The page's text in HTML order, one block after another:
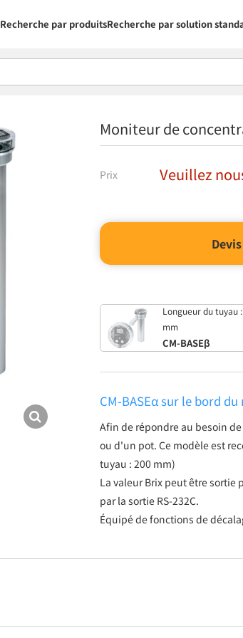
Recherche par produitsRecherche par solution
Moniteur de
Prix Veuillez
Devis
Longueur du tuyau
mm
CM-BASEβ
CM-BASEα sur le bord
Afin de répondre au besoin
ou d'un pot. Ce modèle est
tuyau : 200 mm)
La valeur Brix peut être sortie
par la sortie RS-232C.
Équipé de fonctions de